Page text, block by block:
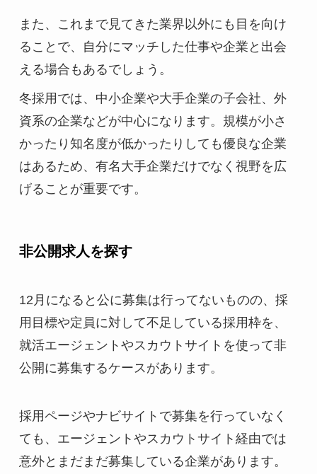
また、これまで見てきた業界以外にも目を向け
ることで、自分にマッチした仕事や企業と出会
える場合もあるでしょう。
冬採用では、中小企業や大手企業の子会社、外
資系の企業などが中心になります。規模が小さ
かったり知名度が低かったりしても優良な企業
はあるため、有名大手企業だけでなく視野を広
げることが重要です。
非公開求人を探す
12月になると公に募集は行ってないものの、採
用目標や定員に対して不足している採用枠を、
就活エージェントやスカウトサイトを使って非
公開に募集するケースがあります。
採用ページやナビサイトで募集を行っていなく
ても、エージェントやスカウトサイト経由では
意外とまだまだ募集している企業があります。